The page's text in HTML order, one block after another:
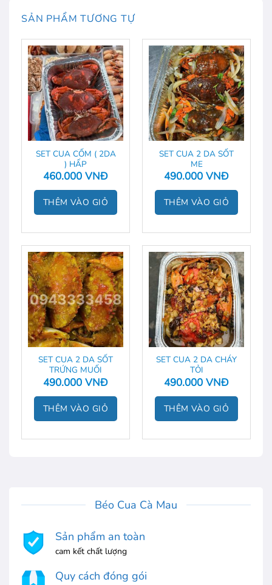
SẢN PHẨM TƯƠNG TỰ
SET CUA CỐM ( 2DA
) HẤP
460.000 VNĐ
THÊM VÀO GIỎ
SET CUA 2 DA SỐT
ME
490.000 VNĐ
THÊM VÀO GIỎ
SET CUA 2 DA SỐT
TRỨNG MUỐI
490.000 VNĐ
THÊM VÀO GIỎ
SET CUA 2 DA CHÁY
TỎI
490.000 VNĐ
THÊM VÀO GIỎ
Béo Cua Cà Mau
Sản phẩm an toàn
cam kết chất lượng
Quy cách đóng gói